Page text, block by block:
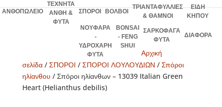
ΑΝΘΟΠΩΛΕΙΟ
ΤΕΧΝΗΤΑ
ΑΝΘΗ &
ΦΥΤΑ
ΣΠΟΡΟΙ ΒΟΛΒΟΙ
ΤΡΙΑΝΤΑΦΥΛΛΙΕΣ
& ΘΑΜΝΟΙ
ΕΙΔΗ
ΚΗΠΟΥ
ΝΟΥΦΑΡΑ
-
ΥΔΡΟΧΑΡΗ
ΦΥΤΑ
BONSAI
- FENG
SHUI
ΣΑΡΚΟΦΑΓΑ
ΦΥΤΑ
ΔΙΑΦΟΡΑ
Αρχική
σελίδα/ ΣΠΟΡΟΙ / ΣΠΟΡΟΙ ΛΟΥΛΟΥΔΙΩΝ / Σπόροι
ηλίανθου / Σπόροι ηλίανθων – 13039 Italian Green
Heart (Helianthus debilis)